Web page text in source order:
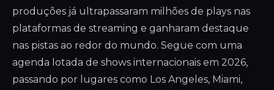
produções já ultrapassaram milhões de plays nas
plataformas de streaming e ganharam destaque
nas pistas ao redor do mundo. Segue com uma
agenda lotada de shows internacionais em 2026,
passando por lugares como Los Angeles, Miami,